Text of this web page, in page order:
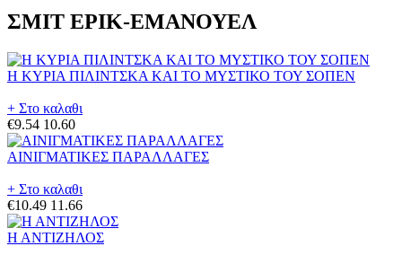
ΣΜΙΤ ΕΡΙΚ-ΕΜΑΝΟΥΕΛ
Η ΚΥΡΙΑ ΠΙΛΙΝΤΣΚΑ ΚΑΙ ΤΟ ΜΥΣΤΙΚΟ ΤΟΥ ΣΟΠΕΝ
+ Στο καλαθι
€9.54 10.60
ΑΙΝΙΓΜΑΤΙΚΕΣ ΠΑΡΑΛΛΑΓΕΣ
+ Στο καλαθι
€10.49 11.66
Η ΑΝΤΙΖΗΛΟΣ